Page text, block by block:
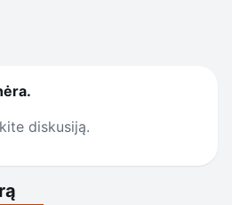
diskusiją.